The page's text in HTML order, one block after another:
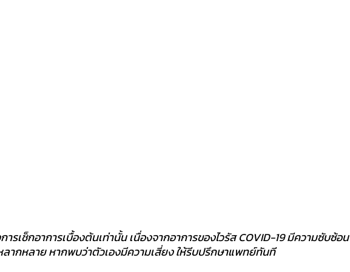
รเช็กอาการเบื้องต้นเท่านั้น เนื่องจากอาการของไวรัส COVID-19 มีความซับซ้อน
ลากหลาย หากพบว่าตัวเองมีความเสี่ยง ให้รีบปรึกษาแพทย์ทันที